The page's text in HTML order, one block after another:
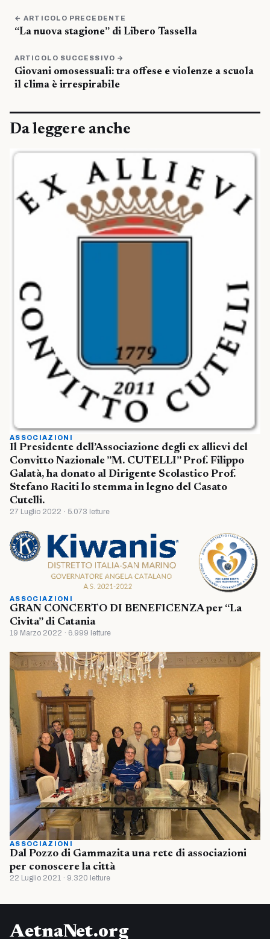
← ARTICOLO PRECEDENTE
“La nuova stagione” di Libero Tassella
ARTICOLO SUCCESSIVO →
Giovani omosessuali: tra offese e violenze a scuola
il clima è irrespirabile
Da leggere anche
ASSOCIAZIONI
Il Presidente dell’Associazione degli ex allievi del
Convitto Nazionale ”M. CUTELLI” Prof. Filippo
Galatà, ha donato al Dirigente Scolastico Prof.
Stefano Raciti lo stemma in legno del Casato
Cutelli.
27 Luglio 2022 · 5.073 letture
ASSOCIAZIONI
GRAN CONCERTO DI BENEFICENZA per “La
Civita” di Catania
19 Marzo 2022 · 6.999 letture
ASSOCIAZIONI
Dal Pozzo di Gammazita una rete di associazioni
per conoscere la città
22 Luglio 2021 · 9.320 letture
AetnaNet.org